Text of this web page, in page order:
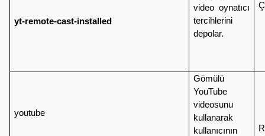
yt-remote-cast-installed
video oynatıcı
tercihlerini
depolar.
youtube
Gömülü
YouTube
videosunu
kullanarak
kullanıcının